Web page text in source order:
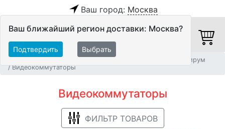
Ваш город: Москва
Ваш ближайший регион доставки: Москва?
Подтвердить Выбрать
Мультирум
Видеокоммутаторы
Видеокоммутаторы
ФИЛЬТР ТОВАРОВ